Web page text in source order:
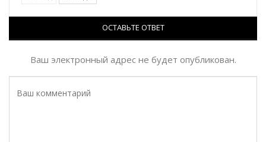
ОСТАВЬТЕ ОТВЕТ
Ваш электронный адрес не будет опубликован.